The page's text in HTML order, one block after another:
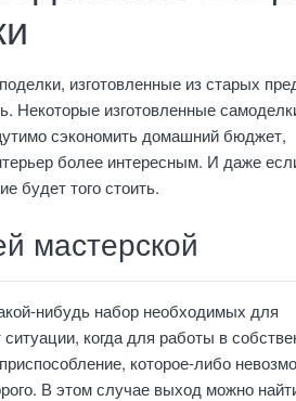
изготовленные из старых
Некоторые изготовленные
сэкономить домашний бюджет,
более интересным. И даже
будет того стоить.
мастерской
нибудь набор необходимых для
когда для работы в
которое-либо
В этом случае выход можно